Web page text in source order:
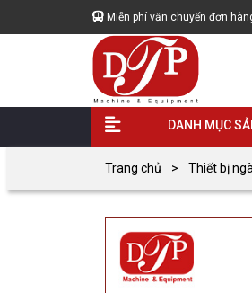
Miễn phí vận chuyển đơn
DANH MỤC
Trang chủ Thiết bị